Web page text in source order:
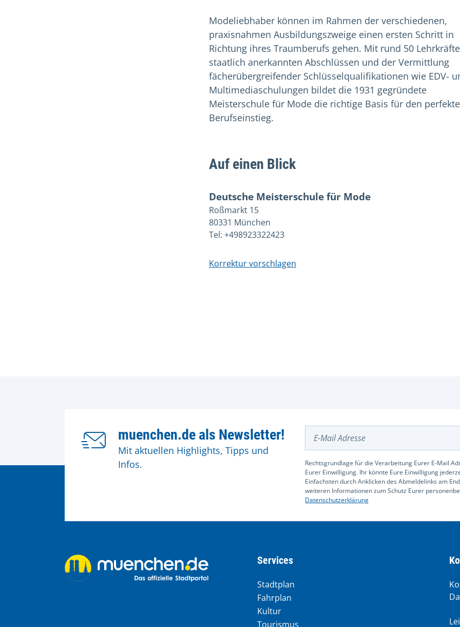
Modeliebhaber können im Rahmen der verschiedenen,
praxisnahmen Ausbildungszweige einen ersten Schritt in
Richtung ihres Traumberufs gehen. Mit rund 50
staatlich anerkannten Abschlüssen und der Vermittlung
fächerübergreifender Schlüsselqualifikationen wie EDV-
Multimediaschulungen bildet die 1931 gegründete
Meisterschule für Mode die richtige Basis für den
Berufseinstieg.
Auf einen Blick
Deutsche Meisterschule für Mode
Roßmarkt 15
80331 München
Tel: +498923322423
Korrektur vorschlagen
muenchen.de als Newsletter!
Mit aktuellen Highlights, Tipps und
Infos.
Rechtsgrundlage für die Verarbeitung Eurer E-Mail
Eurer Einwilligung. Ihr könnte Eure Einwilligung
Einfachsten durch Anklicken des Abmeldelinks am
weiteren Informationen zum Schutz Eurer
Datenschutzerklärung
Services
Stadtplan
Fahrplan
Kultur
Tourismus